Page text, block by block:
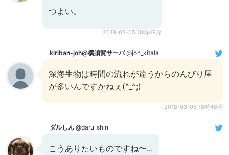
つよい。
2018-03-05 18時49分
kiriban-joh@横須賀サーバ@joh_kitala
深海生物は時間の流れが違うからのんびり屋
が多いんですかねぇ(^_^;)
2018-03-05 18時48分
ダルしん @daru_shin
こうありたいものですね〜...